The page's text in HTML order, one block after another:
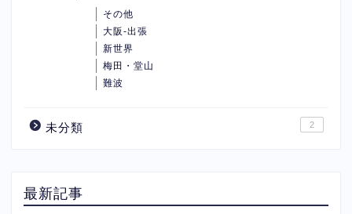
その他
大阪-出張
新世界
梅田・堂山
難波
未分類 2
最新記事